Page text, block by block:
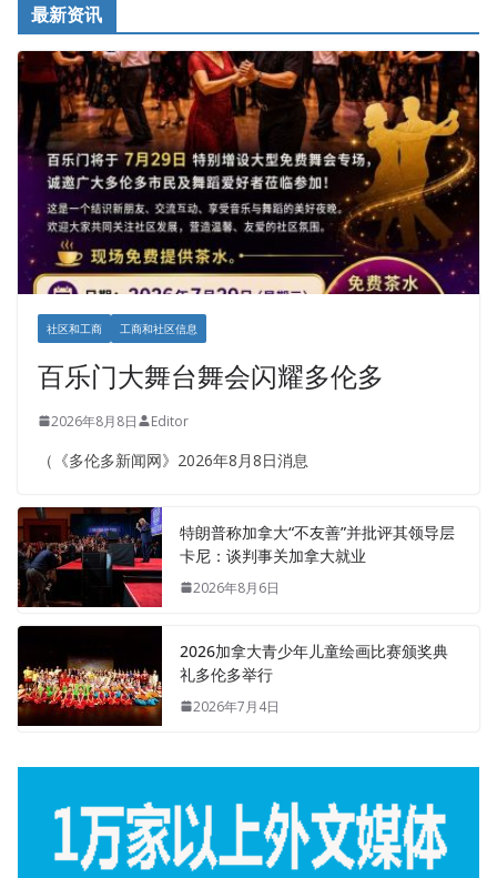
最新资讯
社区和工商 工商和社区信息
百乐门大舞台舞会闪耀多伦多
2026年8月8日 Editor
（《多伦多新闻网》2026年8月8日消息
特朗普称加拿大“不友善”并批评其领导层
卡尼：谈判事关加拿大就业
2026年8月6日
2026加拿大青少年儿童绘画比赛颁奖典
礼多伦多举行
2026年7月4日